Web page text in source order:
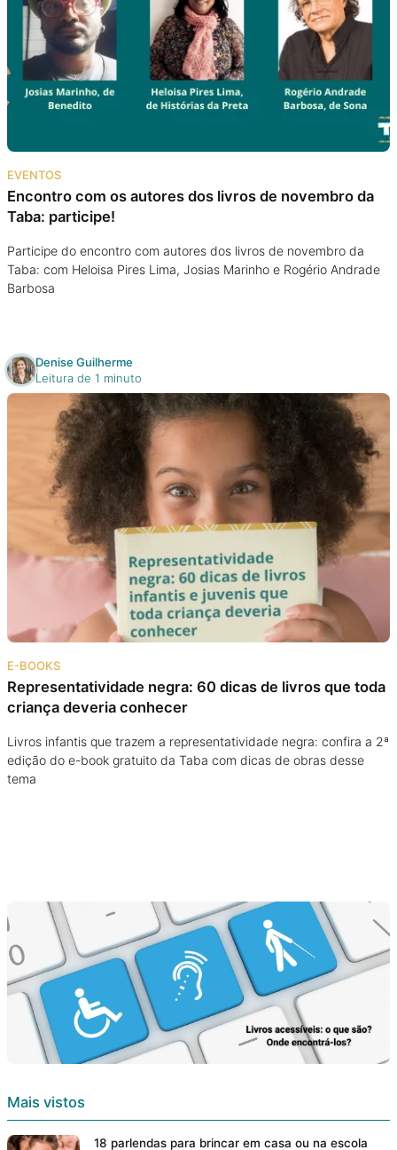
EVENTOS
Encontro com os autores dos livros de novembro da
Taba: participe!
Participe do encontro com autores dos livros de novembro da
Taba: com Heloisa Pires Lima, Josias Marinho e Rogério Andrade
Barbosa
Denise Guilherme
Leitura de 1 minuto
E-BOOKS
Representatividade negra: 60 dicas de livros que toda
criança deveria conhecer
Livros infantis que trazem a representatividade negra: confira a 2ª
edição do e-book gratuito da Taba com dicas de obras desse
tema
Mais vistos
18 parlendas para brincar em casa ou na escola